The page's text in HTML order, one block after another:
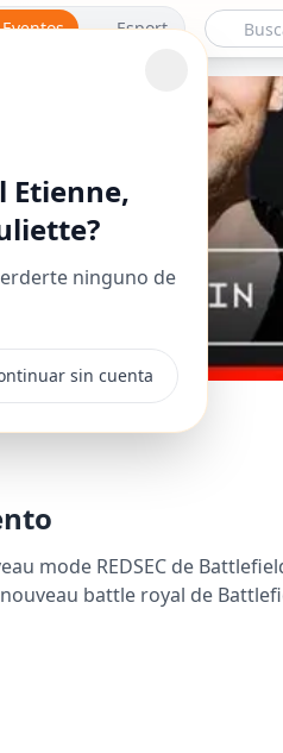
Etienne,
ninguno de
sin cuenta
Eventos Esport
mode REDSEC de